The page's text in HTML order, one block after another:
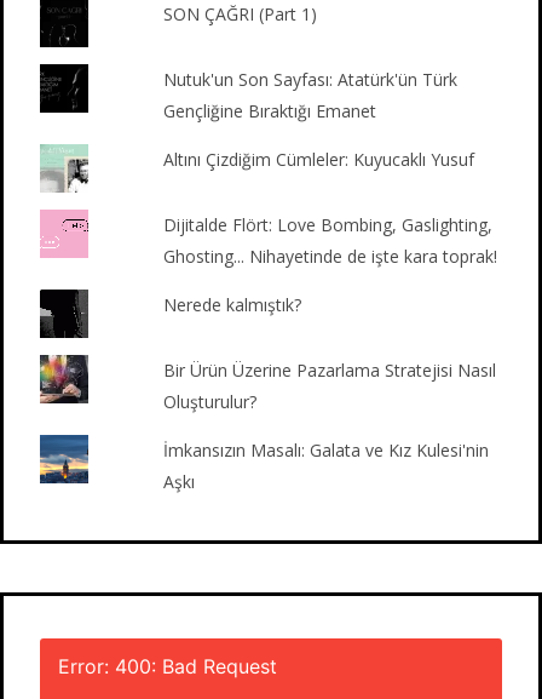
SON ÇAĞRI (Part 1)
Nutuk'un Son Sayfası: Atatürk'ün Türk
Gençliğine Bıraktığı Emanet
Altını Çizdiğim Cümleler: Kuyucaklı Yusuf
Dijitalde Flört: Love Bombing, Gaslighting,
Ghosting... Nihayetinde de işte kara toprak!
Nerede kalmıştık?
Bir Ürün Üzerine Pazarlama Stratejisi Nasıl
Oluşturulur?
İmkansızın Masalı: Galata ve Kız Kulesi'nin
Aşkı
Error: 400: Bad Request